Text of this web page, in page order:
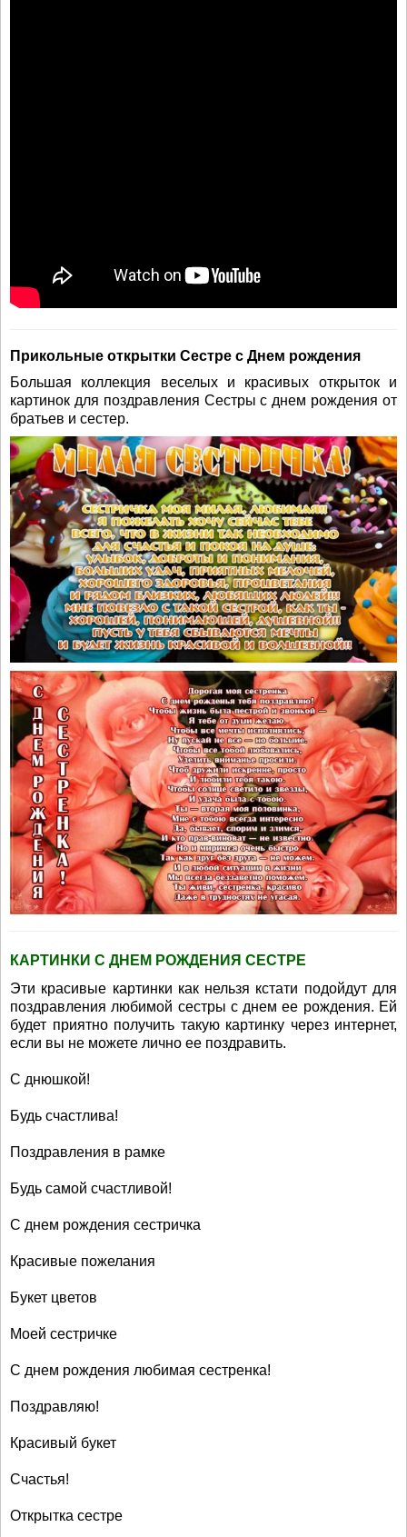
Прикольные открытки Сестре с Днем рождения
Большая коллекция веселых и красивых открыток и
картинок для поздравления Сестры с днем рождения от
братьев и сестер.
КАРТИНКИ С ДНЕМ РОЖДЕНИЯ СЕСТРЕ
Эти красивые картинки как нельзя кстати подойдут для
поздравления любимой сестры с днем ее рождения. Ей
будет приятно получить такую картинку через интернет,
если вы не можете лично ее поздравить.
С днюшкой!
Будь счастлива!
Поздравления в рамке
Будь самой счастливой!
С днем рождения сестричка
Красивые пожелания
Букет цветов
Моей сестричке
С днем рождения любимая сестренка!
Поздравляю!
Красивый букет
Счастья!
Открытка сестре